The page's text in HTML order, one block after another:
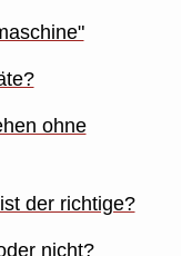
ohne
der richtige?
nicht?